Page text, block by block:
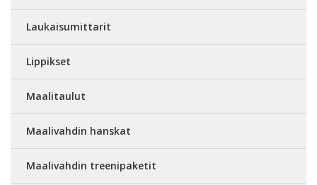
Laukaisumittarit
Lippikset
Maalitaulut
Maalivahdin hanskat
Maalivahdin treenipaketit